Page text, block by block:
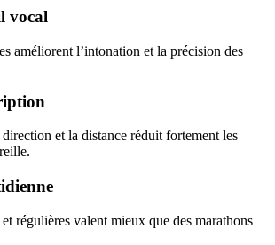
vocal
améliorent l’intonation et la précision des
et la distance réduit fortement les
régulières valent mieux que des marathons